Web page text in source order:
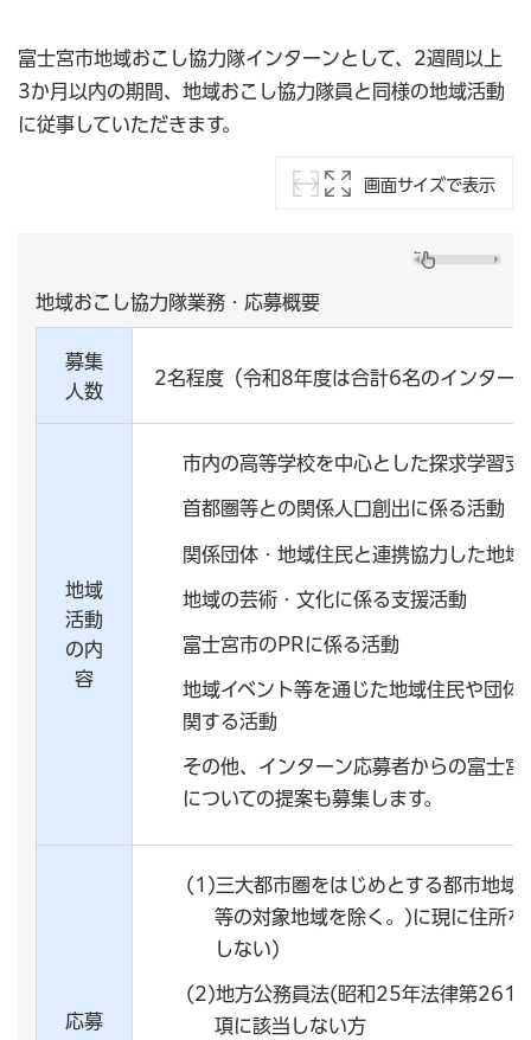
富士宮市地域おこし協力隊インターンとして、2週間以上
3か月以内の期間、地域おこし協力隊員と同様の地域活動
に従事していただきます。
画面サイズで表示
地域おこし協力隊業務・応募概要
募集
人数
2名程度（令和8年度は合計6名のインター
地域
活動
の内
容
市内の高等学校を中心とした探求学習
首都圏等との関係人口創出に係る活動
関係団体・地域住民と連携協力した地域
地域の芸術・文化に係る支援活動
富士宮市のPRに係る活動
地域イベント等を通じた地域住民や団
関する活動
その他、インターン応募者からの富士
についての提案も募集します。
応募
(1)三大都市圏をはじめとする都市地域
等の対象地域を除く。)に現に住所
しない)
(2)地方公務員法(昭和25年法律第261
項に該当しない方